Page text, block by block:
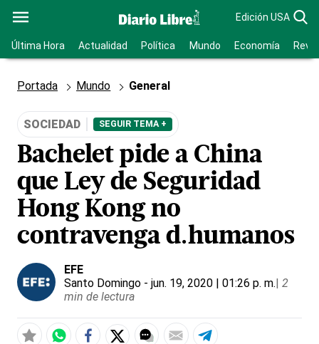
Edición USA
Última Hora Actualidad Política Mundo Economía
Portada Mundo General
SOCIEDAD SEGUIR TEMA +
Bachelet pide a China
que Ley de Seguridad
Hong Kong no
contravenga d.humanos
EFE
Santo Domingo - jun. 19, 2020 | 01:26 p. m.| 2
min de lectura